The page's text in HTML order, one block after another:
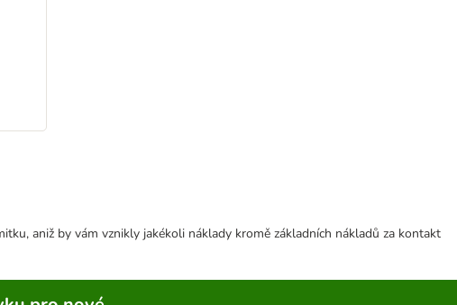
aniž by vám vznikly jakékoli náklady kromě základních nákladů za kontakt